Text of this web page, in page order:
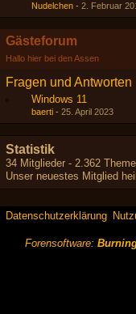
Nudelchen - 2. Februar
Gästeforum
Hallo hier bei den Assen
Fragen und Antworten
Windows 11
baerti - 25. April 2023
Statistik
34 Mitglieder - 2.362
Unser neuestes Mitglied
Datenschutzerklärung
Forensoftware: